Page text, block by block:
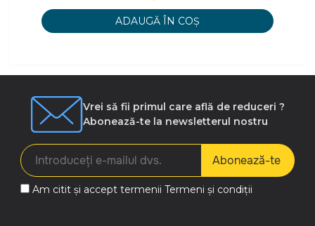
ADAUGĂ ÎN COȘ
Vrei să fii primul care află de reduceri ?
Abonează-te la newsletterul nostru
Abonează-te
Am citit și accept termenii Termeni și condiții